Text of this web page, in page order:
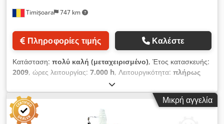
Timișoara 747 km
Πληροφορίες τιμής Καλέστε
Κατάσταση: πολύ καλή (μεταχειρισμένο), Έτος κατασκευής:
2009, ώρες λειτουργίας: 7.000 h, Λειτουργικότητα: πλήρως
, αριθμός μηχανήματος/οχήματος:
Marunaka SL 25 T, με μεταφορικό ιμάντα + μηχανή
ακονίσματος μαχαιριών, τιμή και άλλες λεπτομέρειες θα σας
αποσταλούν μέσω email. Cedpfx Ajzruhwoirjrf
Μικρή αγγελία